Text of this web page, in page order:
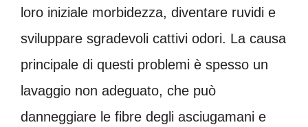
loro iniziale morbidezza, diventare ruvidi e
sviluppare sgradevoli cattivi odori. La causa
principale di questi problemi è spesso un
lavaggio non adeguato, che può
danneggiare le fibre degli asciugamani e